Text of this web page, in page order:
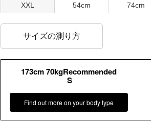
XXL
54cm 74cm
サイズの測り方
173cm 70kgRecommended
S
Find out more on your body type